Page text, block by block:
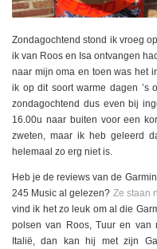
Zondagochtend stond ik vroeg
ik van Roos en Isa ontvangen
naar mijn oma en toen was het
ik op dit soort warme dagen ’s
zondagochtend dus even bij
16.00u naar buiten voor een
zweten, maar ik heb geleerd
helemaal zo erg niet is.
Heb je de reviews van de
245 Music al gelezen? Ze staan
vind ik het zo leuk om al die
polsen van Roos, Tuur en van
Italië, dan kan hij met zijn